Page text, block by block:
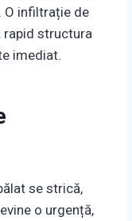
O infiltrație de
rapid structura
imediat.
se strică,
o urgență,